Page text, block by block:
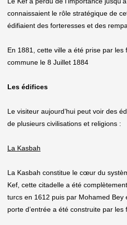
connaissaient le rôle stratégique de
édifiaient des forteresses et des
En 1881, cette ville a été prise par les
commune le 8 Juillet 1884
Les édifices
Le visiteur aujourd’hui peut voir des
de plusieurs civilisations et religions :
La Kasbah
La Kasbah constitue le cœur du
Kef, cette citadelle a été
turcs en 1612 puis par Mohamed Bey
porte d’entrée a été construite par les